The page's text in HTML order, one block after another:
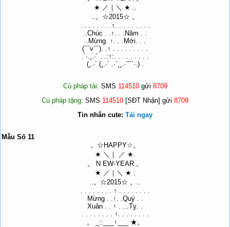
★ ／｜＼ ★ ..
..。☆2015☆ 。
. . . . . . . .↑. . . . . . . . .
..Chúc . .↑. . .Năm . .
..Mừng. ↑. . .Mới. . .
(¯`v´¯). .↑ . . . . . . . . .
.`·.¸.·´ . .:↑:. . . . . . . . .
(¸.·´ (¸.·´ .·´¸¸.·¨¯`·.) .
Cú pháp tải: SMS 114510gửi 8709
Cú pháp tặng: SMS 114510 [SĐT Nhận] gửi 8709
Tin nhắn cute: Tải ngay
Mẫu Số 11
。☆HAPPY☆。
★ ＼｜ ／ ★.
。 N EW-YEAR 。
★ ／｜＼ ★ .
..。☆2015☆ 。..
. . . . . . . . ↑ . . . . . . . .
Mừng . .↑. .Quý . .
Xuân . . ↑ . ...Tỵ. .
. . . . . . . . ↑. . . . . . . .
。 _::___↑___ ★。